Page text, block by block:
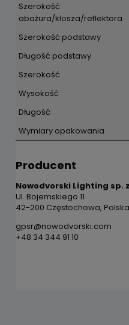
Szerokość
abażura/klosza/reflektora
Szerokość podstawy
Długość podstawy
Szerokość
Wysokość
Długość
Wymiary opakowania
Producent
Nowodvorski Lighting sp.
Ul. Bojemskiego 11
42-200 Częstochowa, Polska
gpsr@nowodvorski.com
+48 34 344 91 10